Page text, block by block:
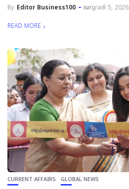
By Editor Business100 ജനുവരി 5, 2026
READ MORE
CURRENT AFFAIRS GLOBAL NEWS